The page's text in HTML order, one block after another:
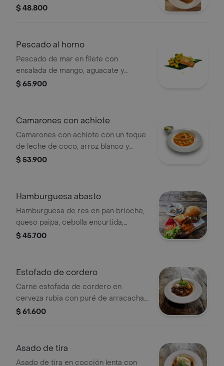
cherry y cebolla roja.
$ 48.800
Pescado al horno
Pescado de mar en filete con
ensalada de mango, aguacate y
cilantro.
$ 65.900
Camarones con achiote
Camarones con achiote con un toque
de leche de coco, arroz blanco y
boronía.
$ 53.900
Hamburguesa abasto
Hamburguesa de res en pan brioche,
queso paipa, cebolla encurtida,
lechuga y tomate. acompañado de
$ 45.700
Estofado de cordero
Carne estofada de cordero en
cerveza rubia con puré de arracacha
y vegetales.
$ 61.600
Asado de tira
Asado de tira en cocción lenta con